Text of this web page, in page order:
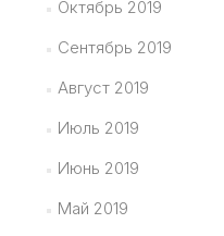
Октябрь 2019
Сентябрь 2019
Август 2019
Июль 2019
Июнь 2019
Май 2019